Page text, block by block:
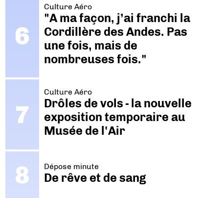
Culture Aéro
"A ma façon, j’ai franchi la
Cordillère des Andes. Pas
une fois, mais de
nombreuses fois."
Culture Aéro
Drôles de vols - la nouvelle
exposition temporaire au
Musée de l'Air
Dépose minute
De rêve et de sang